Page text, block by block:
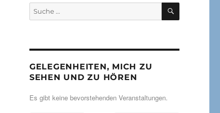
Suche
nach:
SUCHEN
GELEGENHEITEN, MICH ZU
SEHEN UND ZU HÖREN
Es gibt keine bevorstehenden Veranstaltungen.